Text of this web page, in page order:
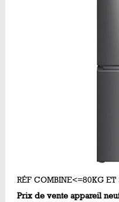
RÉF COMBINE<=80KG ET
Prix de vente appareil